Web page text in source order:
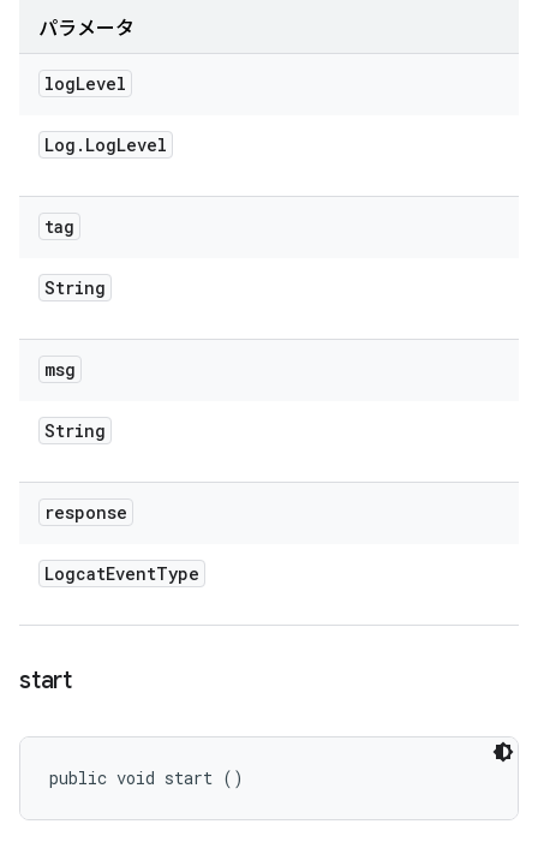
パラメータ
logLevel
Log . LogLevel
tag
String
msg
String
response
LogcatEventType
start
public void start ()